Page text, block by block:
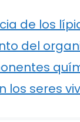
de los
del
los seres